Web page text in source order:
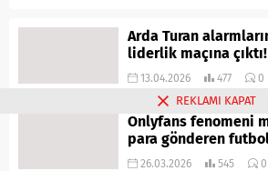
Arda Turan
liderlik maçına
13.04.2026 477 0
Onlyfans fenomeni
para gönderen
26.03.2026 545 0
REKLAMI KAPAT